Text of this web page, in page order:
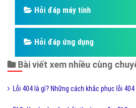
Hỏi đáp máy tính
Hỏi đáp ứng dụng
Bài viết xem nhiều cùng
Lỗi 404 là gì? Những cách khắc phục lỗi 404